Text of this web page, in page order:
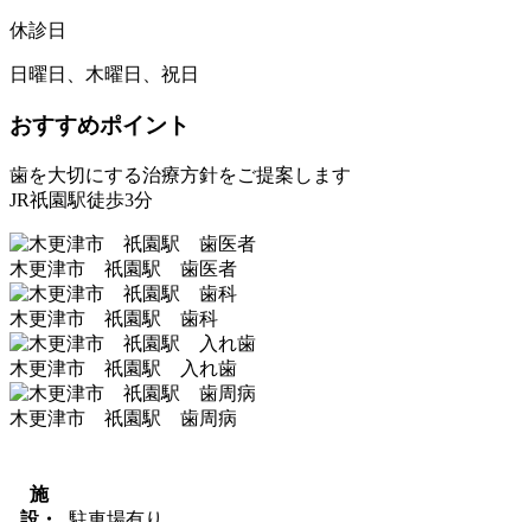
休診日
日曜日、木曜日、祝日
おすすめポイント
歯を大切にする治療方針をご提案します
JR祇園駅徒歩3分
木更津市 祇園駅 歯医者
木更津市 祇園駅 歯科
木更津市 祇園駅 入れ歯
木更津市 祇園駅 歯周病
施